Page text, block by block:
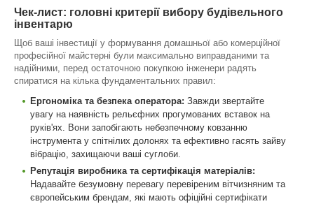
Чек-лист: головні критерії вибору будівельного
інвентарю
Щоб ваші інвестиції у формування домашньої або комерційної
професійної майстерні були максимально виправданими та
надійними, перед остаточною покупкою інженери радять
спиратися на кілька фундаментальних правил:
Ергономіка та безпека оператора: Завжди звертайте
увагу на наявність рельєфних прогумованих вставок на
руків'ях. Вони запобігають небезпечному ковзанню
інструмента у спітнілих долонях та ефективно гасять зайву
вібрацію, захищаючи ваші суглоби.
Репутація виробника та сертифікація матеріалів:
Надавайте безумовну перевагу перевіреним вітчизняним та
європейським брендам, які мають офіційні сертифікати